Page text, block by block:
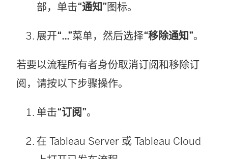
部，单击“通知”图标。
展开“...”菜单，然后选择“移除通知”。
若要以流程所有者身份取消订阅和移除订
阅，请按以下步骤操作。
单击“订阅”。
在 Tableau Server 或 Tableau Cloud